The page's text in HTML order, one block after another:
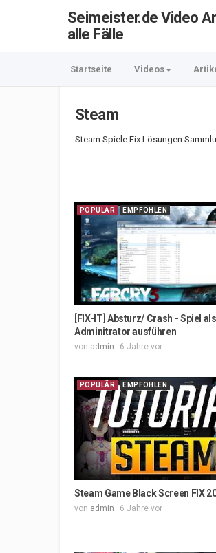
Seimeister.de Video
alle Fälle
Startseite Videos
Steam
Steam Spiele Fix Lösungen
POPULÄR EMPFOHLEN
[FIX-IT] Absturz/ Crash - Spiel als
Adminitrator ausführen
von admin 6 Jahre vor
POPULÄR EMPFOHLEN
Steam Game Black Screen FIX
von admin 6 Jahre vor